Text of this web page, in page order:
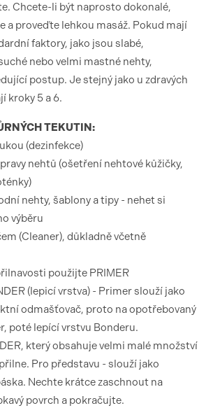
Chcete-li být naprosto dokonalé,
a proveďte lehkou masáž. Pokud mají
faktory, jako jsou slabé,
nebo velmi mastné nehty,
postup. Je stejný jako u zdravých
kroky 5 a 6.
TEKUTIN:
(dezinfekce)
nehtů (ošetření nehtové kůžičky,
nehty, šablony a tipy - nehet si
výběru
(Cleaner), důkladně včetně
použijte PRIMER
(lepicí vrstva) - Primer slouží jako
odmašťovač, proto na opotřebovaný
poté lepící vrstvu Bonderu.
který obsahuje velmi malé množství
Pro představu - slouží jako
Nechte krátce zaschnout na
povrch a pokračujte.